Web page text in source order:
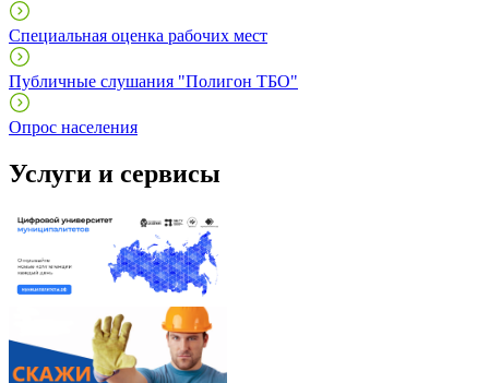
Специальная оценка рабочих мест
Публичные слушания "Полигон ТБО"
Опрос населения
Услуги и сервисы